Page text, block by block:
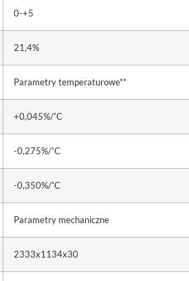
0-+5
21,4%
Parametry temperaturowe**
+0,045%/◦C
-0,275%/◦C
-0,350%/◦C
Parametry mechaniczne
2333x1134x30